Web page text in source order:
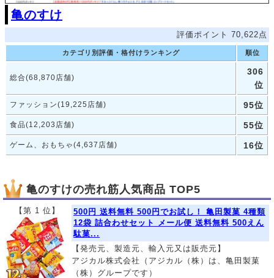
亀のすけ
評価ポイント 70,622点
カテゴリ別評価・格付けランキング 順位
総合(68,870店舗)
306
位
ファッション(19,225店舗) 95位
食品(12,203店舗) 55位
ゲーム、おもちゃ(4,637店舗) 16位
亀のすけの売れ筋人気商品 TOP5
【第 1 位】
500円 送料無料 500円でお試し！ 亀田製菓 4種類
12袋 詰合わせセット メール便 送料無料 500えん
駄菓...
【発売元、製造元、輸入元又は販売元】
アジカル株式会社（アジカル（株）は、亀田製菓
（株）グループです）